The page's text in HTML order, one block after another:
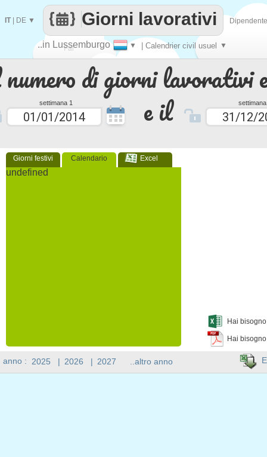
di giorni lavorativi
settimana 1 e il
Giorni festivi Calendario Excel
undefined
Hai
Hai
Fai
contare
..in Lussemburgo ▼ | Calendrier civil usuel ▼
Giorni lavorativi
IT| DE ▼
anno : 2025 | 2026 | 2027 ..altro anno